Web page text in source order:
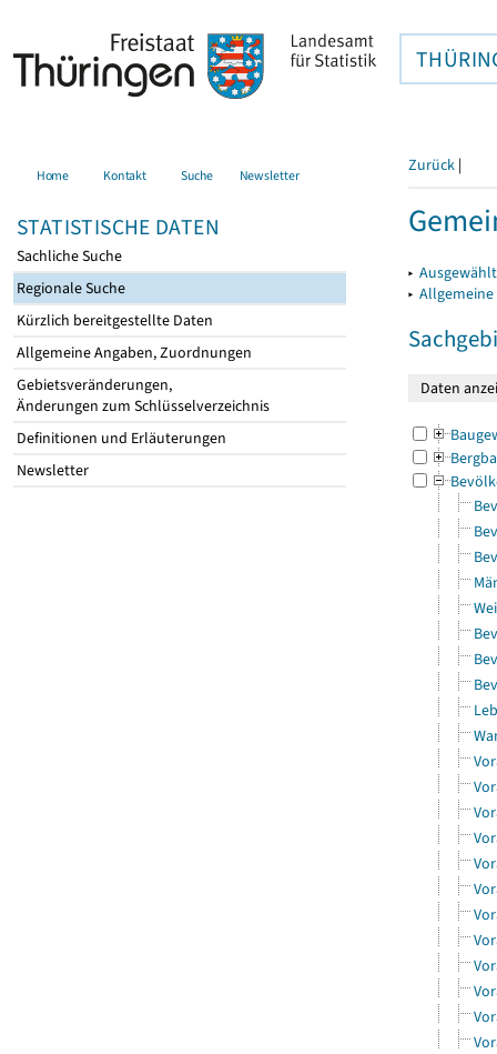
Home Kontakt Suche Newsletter
STATISTISCHE DATEN
Sachliche Suche
Regionale Suche
Kürzlich bereitgestellte Daten
Allgemeine Angaben, Zuordnungen
Gebietsveränderungen,
Änderungen zum Schlüsselverzeichnis
Definitionen und Erläuterungen
Newsletter
Zurück |
▸
▸